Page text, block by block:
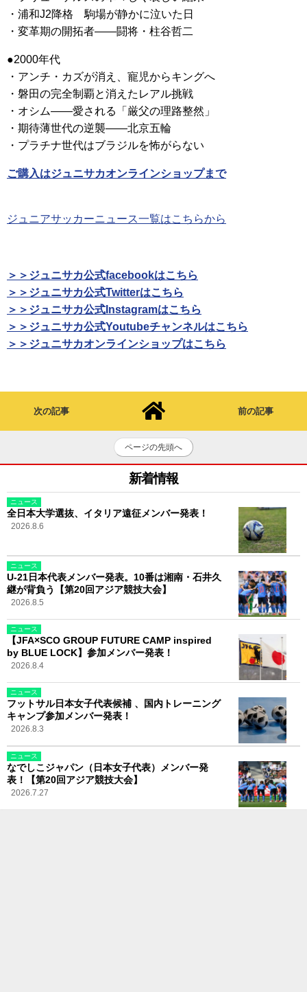
・浦和J2降格 駒場が静かに泣いた日
・変革期の開拓者——闘将・柱谷哲二
●2000年代
・アンチ・カズが消え、寵児からキングへ
・磐田の完全制覇と消えたレアル挑戦
・オシム——愛される「厳父の理路整然」
・期待薄世代の逆襲——北京五輪
・プラチナ世代はブラジルを怖がらない
ご購入はジュニサカオンラインショップまで
ジュニアサッカーニュース一覧はこちらから
＞＞ジュニサカ公式facebookはこちら
＞＞ジュニサカ公式Twitterはこちら
＞＞ジュニサカ公式Instagramはこちら
＞＞ジュニサカ公式Youtubeチャンネルはこちら
＞＞ジュニサカオンラインショップはこちら
次の記事 前の記事
ページの先頭へ
新着情報
ニュース
全日本大学選抜、イタリア遠征メンバー発表！
2026.8.6
ニュース
U-21日本代表メンバー発表。10番は湘南・石井久
継が背負う【第20回アジア競技大会】
2026.8.5
ニュース
【JFA×SCO GROUP FUTURE CAMP inspired
by BLUE LOCK】参加メンバー発表！
2026.8.4
ニュース
フットサル日本女子代表候補 、国内トレーニング
キャンプ参加メンバー発表！
2026.8.3
ニュース
なでしこジャパン（日本女子代表）メンバー発
表！【第20回アジア競技大会】
2026.7.27